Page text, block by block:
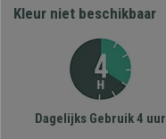
Kleur niet beschikbaar
Dagelijks Gebruik 4 uur